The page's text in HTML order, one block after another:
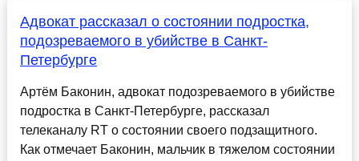
Адвокат рассказал о состоянии подростка,
подозреваемого в убийстве в Санкт-
Петербурге
Артём Баконин, адвокат подозреваемого в убийстве
подростка в Санкт-Петербурге, рассказал
телеканалу RT о состоянии своего подзащитного.
Как отмечает Баконин, мальчик в тяжелом состоянии